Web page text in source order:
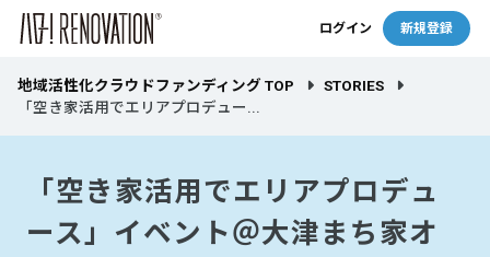
ログイン 新規登録
地域活性化クラウドファンディング TOP
STORIES
「空き家活用でエリアプロデュー...
「空き家活用でエリアプロデュ
ース」イベント＠大津まち家オ